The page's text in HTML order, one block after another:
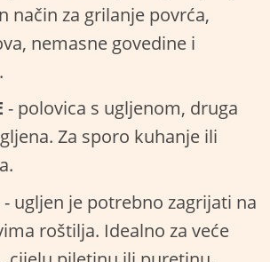
način za grilanje povrća,
nemasne govedine i
- polovica s ugljenom, druga
Za sporo kuhanje ili
- ugljen je potrebno zagrijati na
roštilja. Idealno za veće